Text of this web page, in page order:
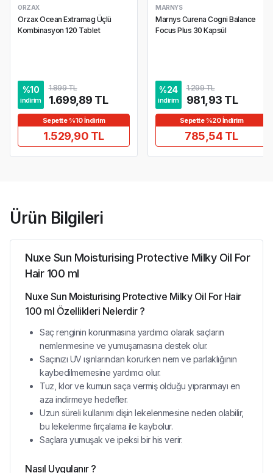
ORZAX
Orzax Ocean Extramag Üçlü
Kombinasyon 120 Tablet
%10
indirim
1.899 TL
1.699,89 TL
Sepette %10 İndirim
1.529,90 TL
MARNYS
Marnys Curena Cogni Balance
Focus Plus 30 Kapsül
%24
indirim
1.299 TL
981,93 TL
Sepette %20 İndirim
785,54 TL
Ürün Bilgileri
Nuxe Sun Moisturising Protective Milky Oil For
Hair 100 ml
Nuxe Sun Moisturising Protective Milky Oil For Hair
100 ml Özellikleri Nelerdir ?
Saç renginin korunmasına yardımcı olarak saçların
nemlenmesine ve yumuşamasına destek olur.
Saçınızı UV ışınlarından korurken nem ve parlaklığının
kaybedilmemesine yardımcı olur.
Tuz, klor ve kumun saça vermiş olduğu yıpranmayı en
aza indirmeye hedefler.
Uzun süreli kullanımı dişin lekelenmesine neden olabilir,
bu lekelenme fırçalama ile kaybolur.
Saçlara yumuşak ve ipeksi bir his verir.
Nasıl Uygulanır ?